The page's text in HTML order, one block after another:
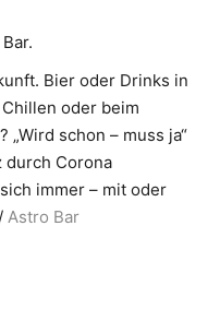
Bier oder Drinks in
oder beim
schon – muss ja“
durch Corona
immer – mit oder
Astro Bar